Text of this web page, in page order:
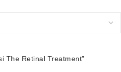
The Retinal Treatment”